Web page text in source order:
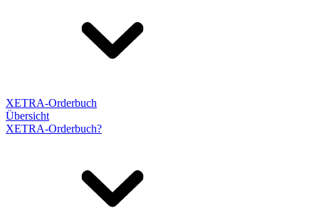
XETRA-Orderbuch
Übersicht
XETRA-Orderbuch?